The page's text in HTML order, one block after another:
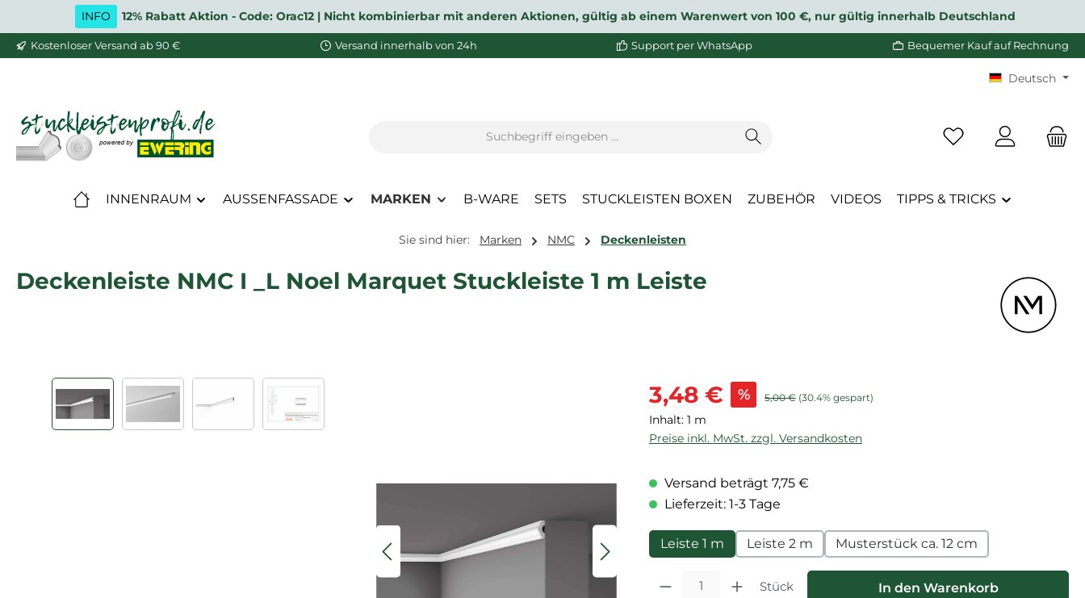
Hauptinhalt springen
Zur Suche springen
Zur Hauptnavigation springen
INFO 12% Rabatt Aktion - Code: Orac12 | Nicht kombinierbar mit anderen Aktionen, gültig ab einem Warenwert von 100 €, nur gültig innerhalb Deutschland
Kostenloser Versand ab 90 € Versand innerhalb von 24h Support per WhatsApp Bequemer Kauf auf Rechnung
Deutsch
Du hast 0 Produkte
INNENRAUM AUSSENFASSADE MARKEN B-WARE SETS STUCKLEISTEN BOXEN ZUBEHÖR VIDEOS TIPPS & TRICKS
Sie sind hier: Marken NMC Deckenleisten
Deckenleiste NMC I _L Noel Marquet Stuckleiste 1 m Leiste
Bildergalerie überspringen Verkaufspreis:
3,48 € % Regulärer Preis:
5,00 € (30.4% gespart)
Inhalt: 1 m
Preise inkl. MwSt. zzgl. Versandkosten
Versand beträgt 7,75 €
Lieferzeit: 1-3 Tage
Leiste 1 m Leiste 2 m Musterstück ca. 12 cm
Produkt Anzahl: Gib den gewünschten Wert ein oder benutze die
Stück In den Warenkorb